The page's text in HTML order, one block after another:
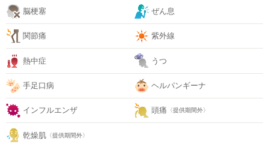
脳梗塞 ぜん息
関節痛 紫外線
熱中症 うつ
手足口病 ヘルパンギーナ
インフルエンザ 頭痛 〈提供期間外〉
乾燥肌 〈提供期間外〉